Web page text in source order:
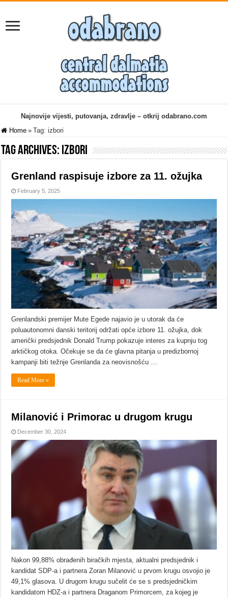
Najnovije vijesti, putovanja, zdravlje – otkrij odabrano.com
Home » Tag:izbori
Tag Archives: izbori
Grenland raspisuje izbore za 11. ožujka
February 5, 2025
Grenlandski premijer Mute Egede najavio je u utorak da će
poluautonomni danski teritorij održati opće izbore 11. ožujka, dok
američki predsjednik Donald Trump pokazuje interes za kupnju tog
arktičkog otoka. Očekuje se da će glavna pitanja u predizbornoj
kampanji biti težnje Grenlanda za neovisnošću …
Read More »
Milanović i Primorac u drugom krugu
December 30, 2024
Nakon 99,88% obrađenih biračkih mjesta, aktualni predsjednik i
kandidat SDP-a i partnera Zoran Milanović u prvom krugu osvojio je
49,1% glasova. U drugom krugu sučelit će se s predsjedničkim
kandidatom HDZ-a i partnera Draganom Primorcem, za kojeg je